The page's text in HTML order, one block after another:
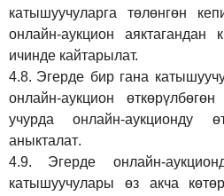
катышуучуларга төлөнгөн
онлайн-аукцион
ичинде кайтарылат.
4.8. Эгерде бир гана
онлайн-аукцион өткөрүлбөгөн
учурда онлайн-аукционду
аныкталат.
4.9.
Эгерде онлайн-
катышуучулары өз акча